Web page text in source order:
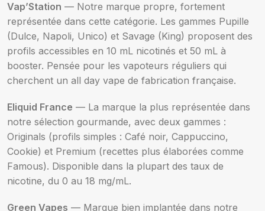
Vap’Station — Notre marque propre, fortement
représentée dans cette catégorie. Les gammes Pupille
(Dulce, Napoli, Unico) et Savage (King) proposent des
profils accessibles en 10 mL nicotinés et 50 mL à
booster. Pensée pour les vapoteurs réguliers qui
cherchent un all day vape de fabrication française.
Eliquid France — La marque la plus représentée dans
notre sélection gourmande, avec deux gammes :
Originals (profils simples : Café noir, Cappuccino,
Cookie) et Premium (recettes plus élaborées comme
Famous). Disponible dans la plupart des taux de
nicotine, du 0 au 18 mg/mL.
Green Vapes — Marque bien implantée dans notre